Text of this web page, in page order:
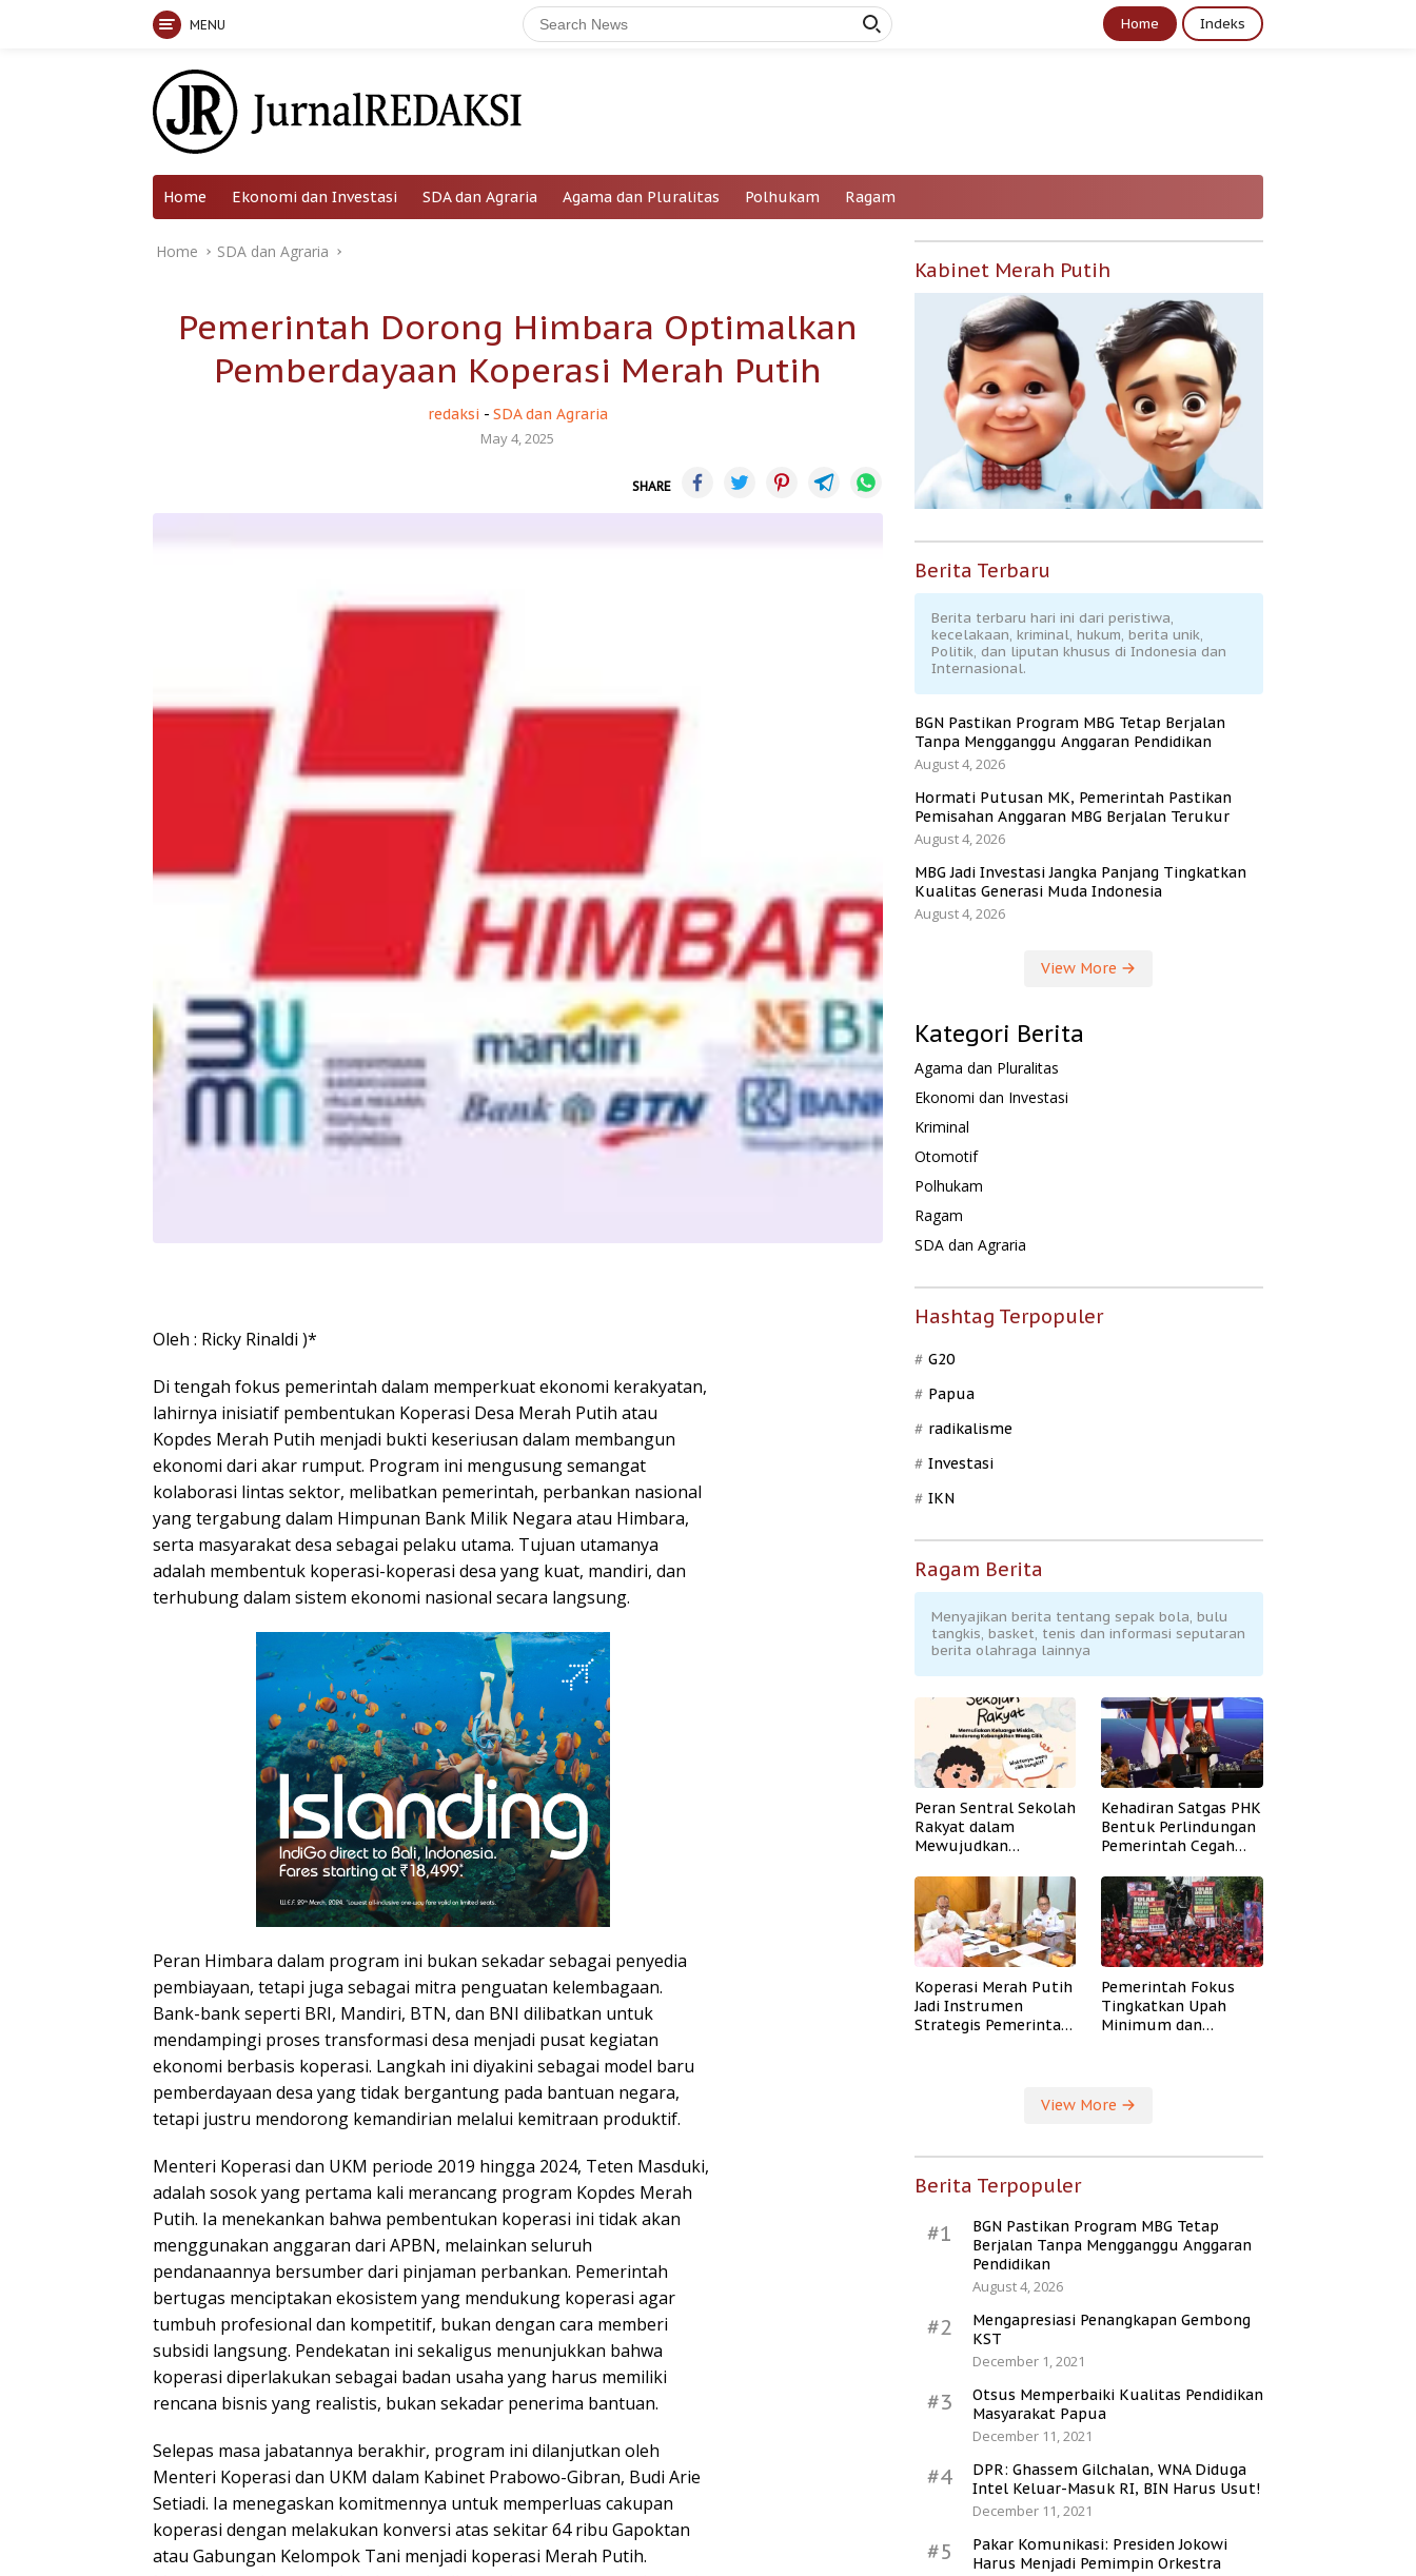
MENU Home Indeks
Home Ekonomi dan Investasi SDA dan Agraria Agama dan Pluralitas Polhukam Ragam
Home SDA dan Agraria
Pemerintah Dorong Himbara Optimalkan
Pemberdayaan Koperasi Merah Putih
redaksi - SDA dan Agraria
May 4, 2025
SHARE
Oleh : Ricky Rinaldi )*
Di tengah fokus pemerintah dalam memperkuat ekonomi kerakyatan,
lahirnya inisiatif pembentukan Koperasi Desa Merah Putih atau
Kopdes Merah Putih menjadi bukti keseriusan dalam membangun
ekonomi dari akar rumput. Program ini mengusung semangat
kolaborasi lintas sektor, melibatkan pemerintah, perbankan nasional
yang tergabung dalam Himpunan Bank Milik Negara atau Himbara,
serta masyarakat desa sebagai pelaku utama. Tujuan utamanya
adalah membentuk koperasi-koperasi desa yang kuat, mandiri, dan
terhubung dalam sistem ekonomi nasional secara langsung.
Peran Himbara dalam program ini bukan sekadar sebagai penyedia
pembiayaan, tetapi juga sebagai mitra penguatan kelembagaan.
Bank-bank seperti BRI, Mandiri, BTN, dan BNI dilibatkan untuk
mendampingi proses transformasi desa menjadi pusat kegiatan
ekonomi berbasis koperasi. Langkah ini diyakini sebagai model baru
pemberdayaan desa yang tidak bergantung pada bantuan negara,
tetapi justru mendorong kemandirian melalui kemitraan produktif.
Menteri Koperasi dan UKM periode 2019 hingga 2024, Teten Masduki,
adalah sosok yang pertama kali merancang program Kopdes Merah
Putih. Ia menekankan bahwa pembentukan koperasi ini tidak akan
menggunakan anggaran dari APBN, melainkan seluruh
pendanaannya bersumber dari pinjaman perbankan. Pemerintah
bertugas menciptakan ekosistem yang mendukung koperasi agar
tumbuh profesional dan kompetitif, bukan dengan cara memberi
subsidi langsung. Pendekatan ini sekaligus menunjukkan bahwa
koperasi diperlakukan sebagai badan usaha yang harus memiliki
rencana bisnis yang realistis, bukan sekadar penerima bantuan.
Selepas masa jabatannya berakhir, program ini dilanjutkan oleh
Menteri Koperasi dan UKM dalam Kabinet Prabowo-Gibran, Budi Arie
Setiadi. Ia menegaskan komitmennya untuk memperluas cakupan
koperasi dengan melakukan konversi atas sekitar 64 ribu Gapoktan
atau Gabungan Kelompok Tani menjadi koperasi Merah Putih.
Kabinet Merah Putih
Berita Terbaru
Berita terbaru hari ini dari peristiwa,
kecelakaan, kriminal, hukum, berita unik,
Politik, dan liputan khusus di Indonesia dan
Internasional.
BGN Pastikan Program MBG Tetap Berjalan
Tanpa Mengganggu Anggaran Pendidikan
August 4, 2026
Hormati Putusan MK, Pemerintah Pastikan
Pemisahan Anggaran MBG Berjalan Terukur
August 4, 2026
MBG Jadi Investasi Jangka Panjang Tingkatkan
Kualitas Generasi Muda Indonesia
August 4, 2026
View More
Kategori Berita
Agama dan Pluralitas
Ekonomi dan Investasi
Kriminal
Otomotif
Polhukam
Ragam
SDA dan Agraria
Hashtag Terpopuler
G20
Papua
radikalisme
Investasi
IKN
Ragam Berita
Menyajikan berita tentang sepak bola, bulu
tangkis, basket, tenis dan informasi seputaran
berita olahraga lainnya
Peran Sentral Sekolah
Rakyat dalam
Mewujudkan
Kehadiran Satgas PHK
Bentuk Perlindungan
Pemerintah Cegah
Koperasi Merah Putih
Jadi Instrumen
Strategis Pemerintah
Pemerintah Fokus
Tingkatkan Upah
Minimum dan
View More
Berita Terpopuler
#1
BGN Pastikan Program MBG Tetap
Berjalan Tanpa Mengganggu Anggaran
Pendidikan
August 4, 2026
#2
Mengapresiasi Penangkapan Gembong
KST
December 1, 2021
#3
Otsus Memperbaiki Kualitas Pendidikan
Masyarakat Papua
December 11, 2021
#4
DPR: Ghassem Gilchalan, WNA Diduga
Intel Keluar-Masuk RI, BIN Harus Usut!
December 11, 2021
#5
Pakar Komunikasi: Presiden Jokowi
Harus Menjadi Pemimpin Orkestra